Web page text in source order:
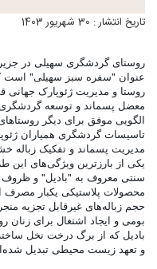
تاریخ انتشار : 30 شهریور 1403
روستای گردشگری سهیلی در
عنوان "سفره سبز سهیلی"
روستا و مدیریت ژئوپارک
معضل پسماند و توسعه
الگویی موفق برای دیگر
تاسیسات گردشگری همیاران
مدیریت پسماند و تفکیک زباله
یکی از بارزترین ویژگی‌های این
سنتی معروف به "بادیل" و ظروف
محصولات پلاستیکی یکبار مصرف
حجم زباله‌های غیرقابل تجزیه
بومی و ایجاد اشتغال برای
بادیل که از برگ درخت نخل
و تعهد زیست محیطی تبدیل